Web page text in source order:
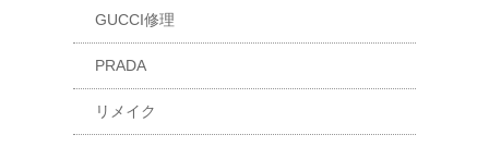
GUCCI修理
PRADA
リメイク